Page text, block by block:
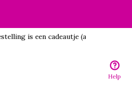
is een cadeautje (aan jezelf)!
Help